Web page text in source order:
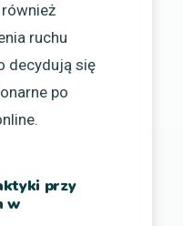
ruchu
decydują się
po
przy
w